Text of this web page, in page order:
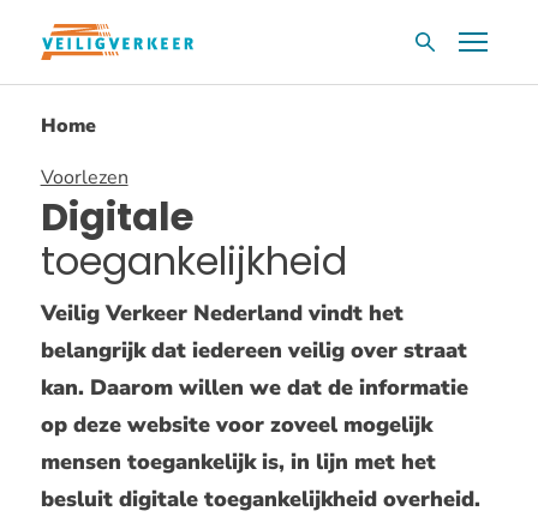
Overslaan
inhoud
ZoekvakMenu
Home
Voorlezen
Digitale
toegankelijkheid
Veilig Verkeer Nederland vindt het
belangrijk dat iedereen veilig over straat
kan. Daarom willen we dat de informatie
op deze website voor zoveel mogelijk
mensen toegankelijk is, in lijn met het
besluit digitale toegankelijkheid overheid.